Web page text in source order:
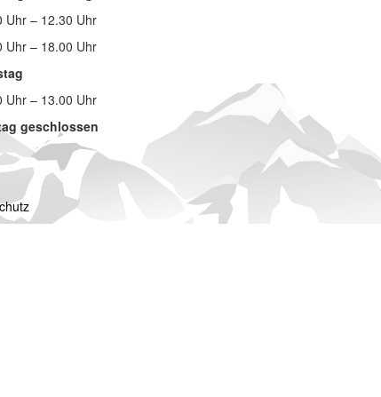
Uhr – 12.30 Uhr
Uhr – 18.00 Uhr
Uhr – 13.00 Uhr
geschlossen